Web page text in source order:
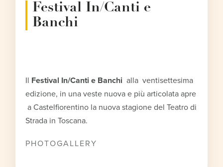
Festival In/Canti e
Banchi
Il Festival In/Canti e Banchi alla ventisettesima
edizione, in una veste nuova e più articolata apre
a Castelfiorentino la nuova stagione del Teatro di
Strada in Toscana.
PHOTOGALLERY